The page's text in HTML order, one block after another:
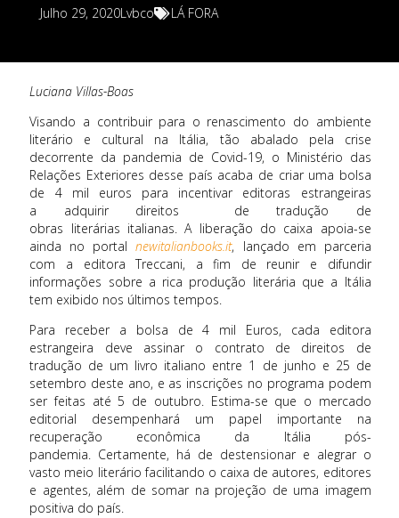
Julho 29, 2020Lvbco LÁ FORA
Luciana Villas-Boas
Visando a contribuir para o renascimento do ambiente
literário e cultural na Itália, tão abalado pela crise
decorrente da pandemia de Covid-19, o Ministério das
Relações Exteriores desse país acaba de criar uma bolsa
de 4 mil euros para incentivar editoras estrangeiras
a adquirir direitos de tradução de
obras literárias italianas. A liberação do caixa apoia-se
ainda no portalnewitalianbooks.it, lançado em parceria
com a editora Treccani, a fim de reunir e difundir
informações sobre a rica produção literária que a Itália
tem exibido nos últimos tempos.
Para receber a bolsa de 4 mil Euros, cada editora
estrangeira deve assinar o contrato de direitos de
tradução de um livro italiano entre 1 de junho e 25 de
setembro deste ano, e as inscrições no programa podem
ser feitas até 5 de outubro. Estima-se que o mercado
editorial desempenhará um papel importante na
recuperação econômica da Itália pós-
pandemia. Certamente, há de destensionar e alegrar o
vasto meio literário facilitando o caixa de autores, editores
e agentes, além de somar na projeção de uma imagem
positiva do país.